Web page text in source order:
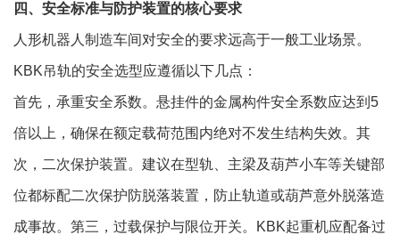
四、安全标准与防护装置的核心要求
人形机器人制造车间对安全的要求远高于一般工业场景。
KBK吊轨的安全选型应遵循以下几点：
首先，承重安全系数。悬挂件的金属构件安全系数应达到5
倍以上，确保在额定载荷范围内绝对不发生结构失效。其
次，二次保护装置。建议在型轨、主梁及葫芦小车等关键部
位都标配二次保护防脱落装置，防止轨道或葫芦意外脱落造
成事故。第三，过载保护与限位开关。KBK起重机应配备过